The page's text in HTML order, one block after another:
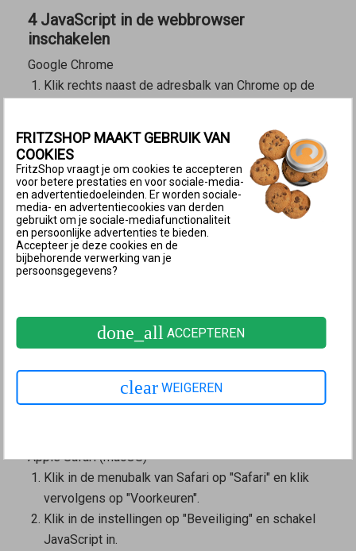
4 JavaScript in de webbrowser
inschakelen
Google Chrome
Klik rechts naast de adresbalk van Chrome op de
Klik op "Instellingen" en vervolgens op "Privacy en
beveiliging".
Klik op "Site-instellingen" en op "JavaScript".
Schakel de optie "Sites kunnen JavaScript
gebruiken" in.
Microsoft Edge
Klik in Edge rechtsboven op de knop
en meer).
Klik op "JavaScript" en schakel JavaScript in.
Open de iOS-instellingen.
Tik op "Safari" en vervolgens helemaal onderaan op
Apple Safari (macOS)
Klik in de menubalk van Safari op "Safari" en klik
vervolgens op "Voorkeuren".
Klik in de instellingen op "Beveiliging" en schakel
JavaScript in.
FRITZSHOP MAAKT GEBRUIK VAN
COOKIES
FritzShop vraagt je om cookies te accepteren
voor betere prestaties en voor sociale-media-
en advertentiedoeleinden. Er worden sociale-
media- en advertentiecookies van derden
gebruikt om je sociale-mediafunctionaliteit
en persoonlijke advertenties te bieden.
Accepteer je deze cookies en de
bijbehorende verwerking van je
persoonsgegevens?
done_all ACCEPTEREN
clear WEIGEREN